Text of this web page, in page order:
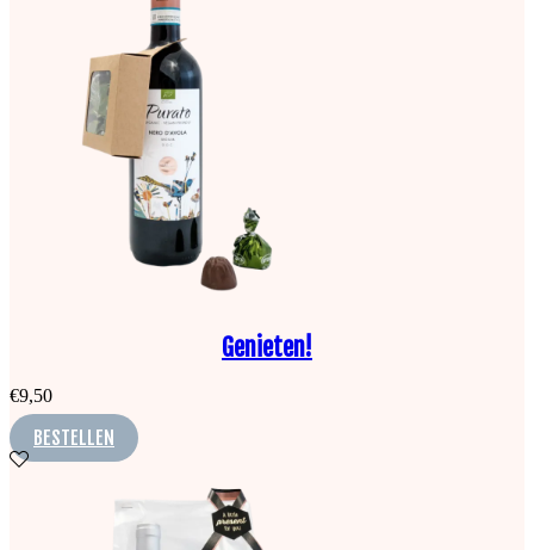
Genieten!
€9,50
BESTELLEN